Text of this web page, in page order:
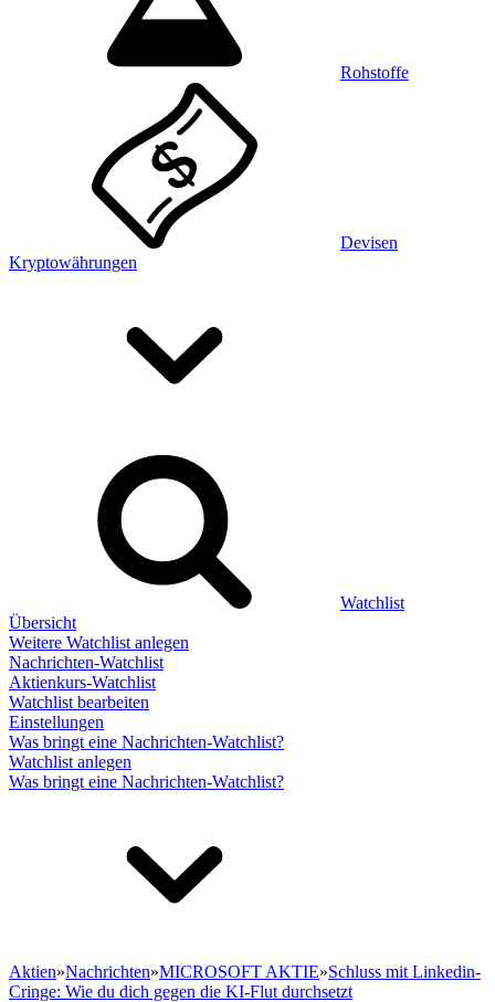
Rohstoffe
Devisen
Kryptowährungen
Watchlist
Übersicht
Weitere Watchlist anlegen
Nachrichten-Watchlist
Aktienkurs-Watchlist
Watchlist bearbeiten
Einstellungen
Was bringt eine Nachrichten-Watchlist?
Watchlist anlegen
Was bringt eine Nachrichten-Watchlist?
Aktien»Nachrichten»MICROSOFT AKTIE»Schluss mit Linkedin-
Cringe: Wie du dich gegen die KI-Flut durchsetzt